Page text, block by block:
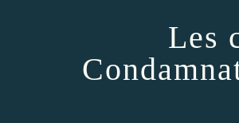
Les